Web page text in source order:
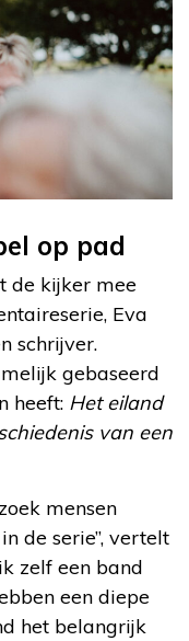
op pad
de kijker mee
Eva
schrijver.
gebaseerd
heeft: Het eiland
van een
mensen
de serie”, vertelt
zelf een band
een diepe
het belangrijk